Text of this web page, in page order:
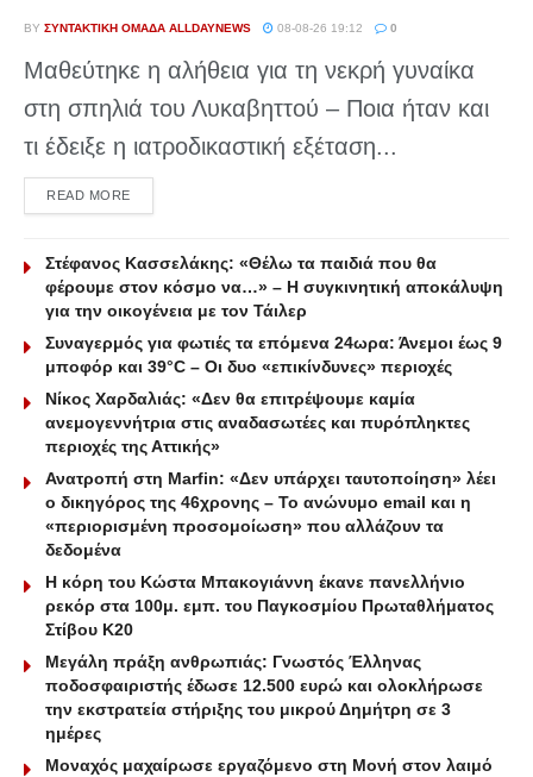
BY ΣΥΝΤΑΚΤΙΚΉ ΟΜΆΔΑ ALLDAYNEWS 08-08-26 19:12 0
Μαθεύτηκε η αλήθεια για τη νεκρή γυναίκα
στη σπηλιά του Λυκαβηττού – Ποια ήταν και
τι έδειξε η ιατροδικαστική εξέταση...
READ MOREDETAILS
Στέφανος Κασσελάκης: «Θέλω τα παιδιά που θα
φέρουμε στον κόσμο να…» – Η συγκινητική αποκάλυψη
για την οικογένεια με τον Τάιλερ
Συναγερμός για φωτιές τα επόμενα 24ωρα: Άνεμοι έως 9
μποφόρ και 39°C – Οι δυο «επικίνδυνες» περιοχές
Νίκος Χαρδαλιάς: «Δεν θα επιτρέψουμε καμία
ανεμογεννήτρια στις αναδασωτέες και πυρόπληκτες
περιοχές της Αττικής»
Ανατροπή στη Marfin: «Δεν υπάρχει ταυτοποίηση» λέει
ο δικηγόρος της 46χρονης – Το ανώνυμο email και η
«περιορισμένη προσομοίωση» που αλλάζουν τα
δεδομένα
Η κόρη του Κώστα Μπακογιάννη έκανε πανελλήνιο
ρεκόρ στα 100μ. εμπ. του Παγκοσμίου Πρωταθλήματος
Στίβου Κ20
Μεγάλη πράξη ανθρωπιάς: Γνωστός Έλληνας
ποδοσφαιριστής έδωσε 12.500 ευρώ και ολοκλήρωσε
την εκστρατεία στήριξης του μικρού Δημήτρη σε 3
ημέρες
Μοναχός μαχαίρωσε εργαζόμενο στη Μονή στον λαιμό